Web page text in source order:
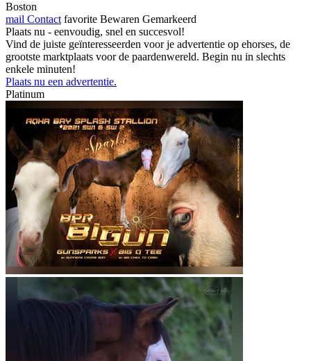
Boston
mail Contact favorite Bewaren Gemarkeerd
Plaats nu - eenvoudig, snel en succesvol!
Vind de juiste geïnteresseerden voor je advertentie op ehorses, de
grootste marktplaats voor de paardenwereld. Begin nu in slechts
enkele minuten!
Plaats nu een advertentie.
Platinum